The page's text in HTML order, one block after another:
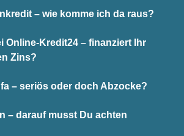
– wie komme ich da raus?
Online-Kredit24 – finanziert Ihr
Zins?
– seriös oder doch Abzocke?
– darauf musst Du achten